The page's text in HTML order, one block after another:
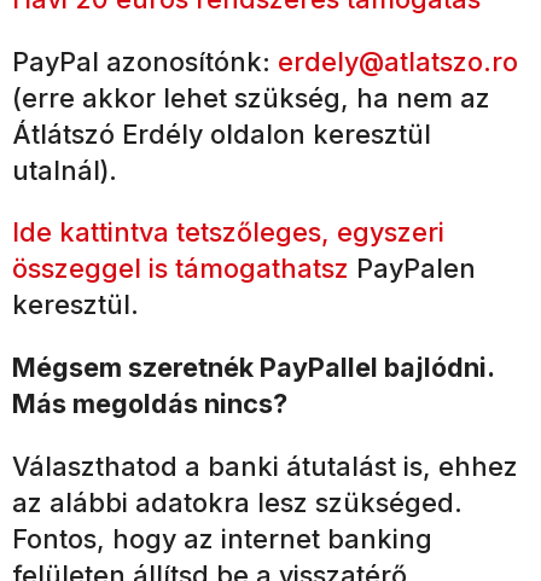
PayPal azonosítónk: erdely@atlatszo.ro
(erre akkor lehet szükség, ha nem az
Átlátszó Erdély oldalon keresztül
utalnál).
Ide kattintva tetszőleges, egyszeri
összeggel is támogathatsz PayPalen
keresztül.
Mégsem szeretnék PayPallel bajlódni.
Más megoldás nincs?
Választhatod a banki átutalást is, ehhez
az alábbi adatokra lesz szükséged.
Fontos, hogy az internet banking
felületen állítsd be a visszatérő